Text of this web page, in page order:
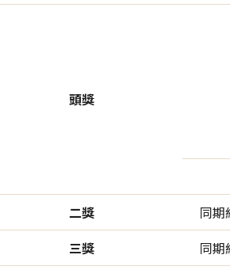
頭獎
二獎
同期
三獎
同期